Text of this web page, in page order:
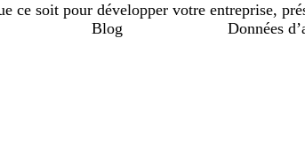
ce soit pour développer votre entreprise,
Blog Données